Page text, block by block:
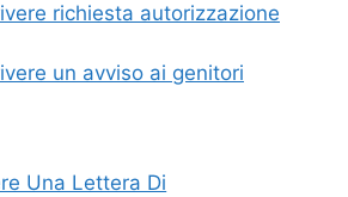
richiesta autorizzazione
un avviso ai genitori
Una Lettera Di